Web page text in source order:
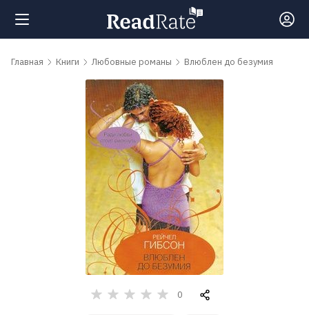
Поиск
обсуждаемые
Главная Книги Любовные романы Влюблен до безумия
0